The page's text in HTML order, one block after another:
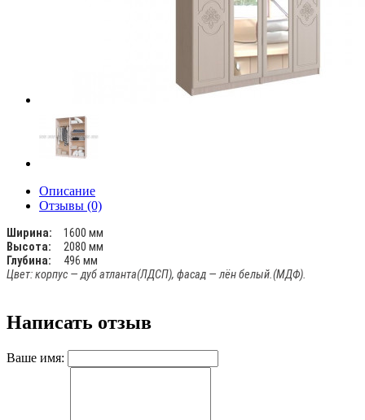
Описание
Отзывы (0)
Ширина:
1600 мм
Высота:
2080 мм
Глубина:
496 мм
Цвет: корпус — дуб атланта(ЛДСП), фасад — лён белый.(МДФ).
Написать отзыв
Ваше имя: